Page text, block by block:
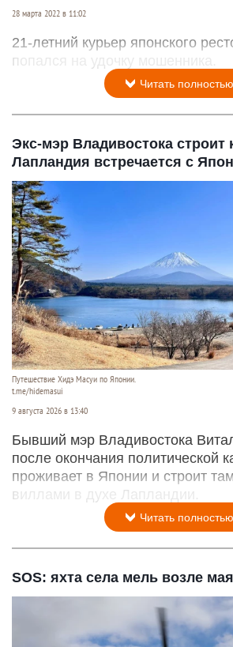
28 марта 2022 в 11:02
21-летний курьер японского
попался на удочку мошенника.
Читать полностью
Экс-мэр Владивостока строит
Лапландия встречается с
Путешествие Хидэ Масуи по Японии.
t.me/hidemasui
9 августа 2026 в 13:40
Бывший мэр Владивостока
после окончания политической
проживает в Японии и строит
виллами в духе Лапландии.
Читать полностью
SOS: яхта села мель возле